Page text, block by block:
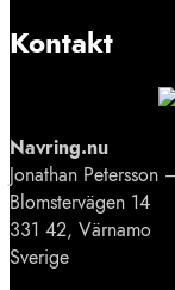
Kontakt
Navring.nu
Jonathan Petersson
Blomstervägen 14
331 42, Värnamo
Sverige